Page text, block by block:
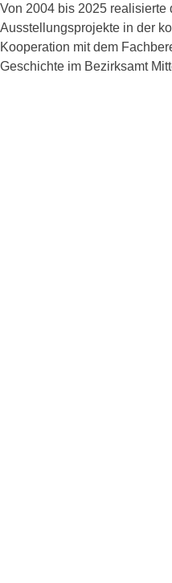
Von 2004 bis 2025 realisierte
Ausstellungsprojekte in der
Kooperation mit dem
Geschichte im Bezirksamt